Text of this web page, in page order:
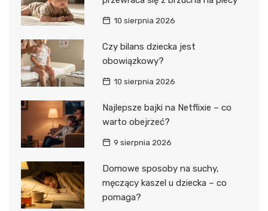
10 sierpnia 2026
Czy bilans dziecka jest
obowiązkowy?
10 sierpnia 2026
Najlepsze bajki na Netflixie – co
warto obejrzeć?
9 sierpnia 2026
Domowe sposoby na suchy,
męczący kaszel u dziecka – co
pomaga?